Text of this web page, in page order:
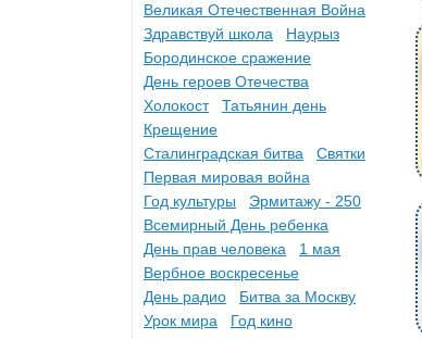
Великая Отечественная Война
Здравствуй школа
Наурыз
Бородинское сражение
День героев Отечества
Холокост
Татьянин день
Крещение
Сталинградская битва
Святки
Первая мировая война
Год культуры
Эрмитажу - 250
Всемирный День ребенка
День прав человека
1 мая
Вербное воскресенье
День радио
Битва за Москву
Урок мира
Год кино